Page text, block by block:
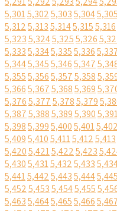
5,3015,3025,3035,3045,305
5,3125,3135,3145,3155,316
5,3235,3245,3255,326
5,3335,3345,3355,336
5,3445,3455,3465,347
5,3555,3565,3575,358
5,3665,3675,3685,369
5,3765,3775,3785,379
5,3875,3885,3895,390
5,3985,3995,4005,4015,402
5,4095,4105,4115,4125,413
5,4205,4215,4225,423
5,4305,4315,4325,433
5,4415,4425,4435,4445,445
5,4525,4535,4545,455
5,4635,4645,4655,466